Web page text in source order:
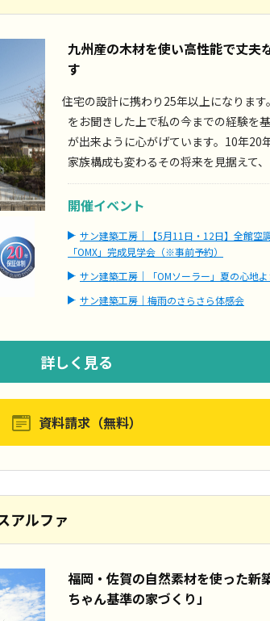
九州産の木材を使い高性能で丈夫
す
住宅の設計に携わり25年以上になりま
をお聞きした上で私の今までの経験を
が出来ように心がげています。10年20
家族構成も変わるその将来を見据えて
開催イベント
サン建築工房｜【5月11日・12日】全館空
「OMX」完成見学会（※事前予約）
サン建築工房｜「OMソーラー」夏の心地
サン建築工房｜梅雨のさらさら体感会
詳しく見る
資料請求（無料）
アルファ
福岡・佐賀の自然素材を使った新
ちゃん基準の家づくり」